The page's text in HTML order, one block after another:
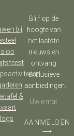
bij
&
Blijf op de
hoogte van
het laatste
nieuws en
ontvang
exclusieve
aanbiedingen.
AANMELDEN
⟶